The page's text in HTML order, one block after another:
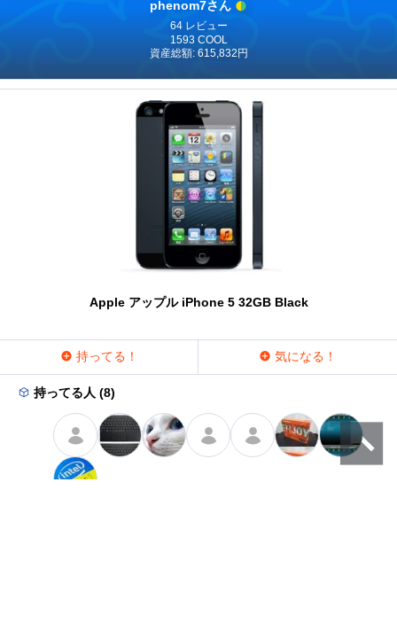
phenom7さん
64 レビュー
1593 COOL
資産総額: 615,832円
Apple アップル iPhone 5 32GB Black
持ってる！ 気になる！
持ってる人 (8)